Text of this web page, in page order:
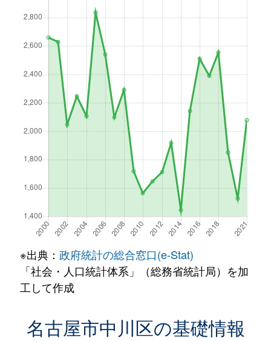
※出典： 政府統計の総合窓口(e-Stat)
「社会・人口統計体系」（総務省統計局）を加
工して作成
名古屋市中川区の基礎情報